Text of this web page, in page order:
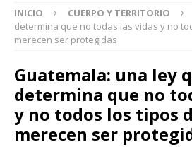
INICIO CUERPO Y TERRITORIO
determina que no todas las vidas y no
merecen ser protegidas
Guatemala: una ley
determina que no
y no todos los tipos
merecen ser